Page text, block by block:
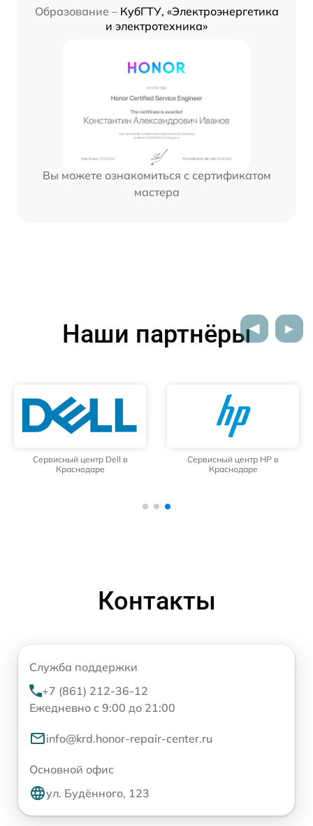
Образование – КубГТУ, «Электроэнергетика
и электротехника»
Вы можете ознакомиться с сертификатом
мастера
Наши партнёры
Сервисный центр Dell в
Краснодаре
Сервисный центр HP в
Краснодаре
Контакты
Служба поддержки
+7 (861) 212-36-12
Ежедневно с 9:00 до 21:00
info@krd.honor-repair-center.ru
Основной офис
ул. Будённого, 123